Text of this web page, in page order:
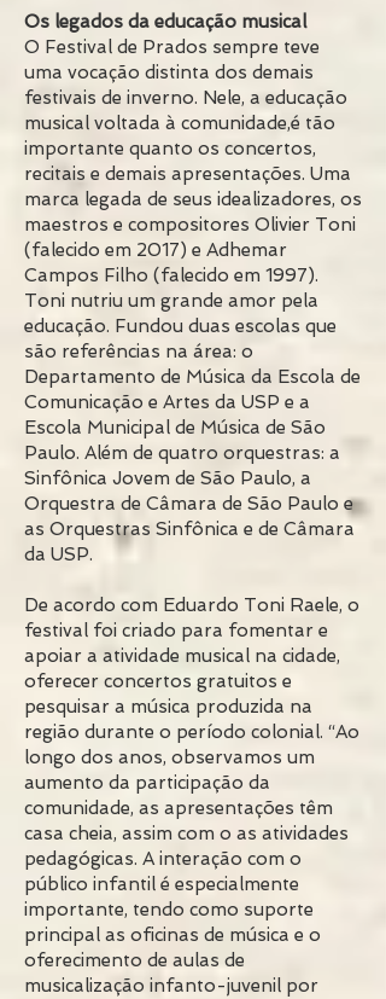
Os legados da educação musical
O Festival de Prados sempre teve
uma vocação distinta dos demais
festivais de inverno. Nele, a educação
musical voltada à comunidade,é tão
importante quanto os concertos,
recitais e demais apresentações. Uma
marca legada de seus idealizadores, os
maestros e compositores Olivier Toni
(falecido em 2017) e Adhemar
Campos Filho (falecido em 1997).
Toni nutriu um grande amor pela
educação. Fundou duas escolas que
são referências na área: o
Departamento de Música da Escola de
Comunicação e Artes da USP e a
Escola Municipal de Música de São
Paulo. Além de quatro orquestras: a
Sinfônica Jovem de São Paulo, a
Orquestra de Câmara de São Paulo e
as Orquestras Sinfônica e de Câmara
da USP.
De acordo com Eduardo Toni Raele, o
festival foi criado para fomentar e
apoiar a atividade musical na cidade,
oferecer concertos gratuitos e
pesquisar a música produzida na
região durante o período colonial. “Ao
longo dos anos, observamos um
aumento da participação da
comunidade, as apresentações têm
casa cheia, assim com o as atividades
pedagógicas. A interação com o
público infantil é especialmente
importante, tendo como suporte
principal as oficinas de música e o
oferecimento de aulas de
musicalização infanto-juvenil por